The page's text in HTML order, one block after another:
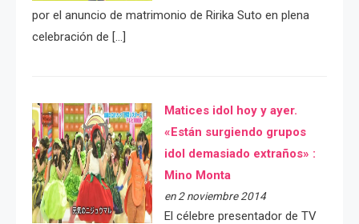
por el anuncio de matrimonio de Ririka Suto en plena
celebración de […]
Matices idol hoy y ayer.
«Están surgiendo grupos
idol demasiado extraños» :
Mino Monta
en 2 noviembre 2014
El célebre presentador de TV